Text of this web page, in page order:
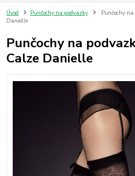
Úvod Punčochy na podvazky
Punčochy
Danielle
Punčochy na
Calze Danielle